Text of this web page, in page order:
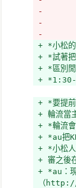
-
-
-
+ *小松的
+ *試著把
+ *區別閒
+ *1:30-
+ *要提前
+ 輪流當
+ *輪流會
+ *au把
+ *小松人
+ 審之後
+ *au：現
（http://